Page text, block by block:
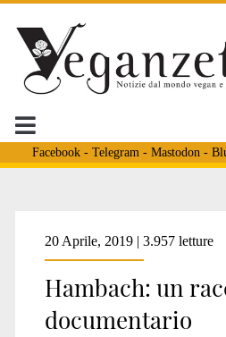
Facebook- Telegram - Mastodon -
Tag:
<span>ende
20 Aprile, 2019 | 3.957 letture
Hambach: un
documentario